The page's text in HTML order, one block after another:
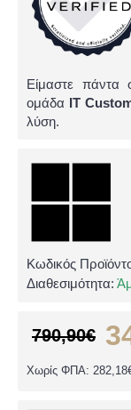
Είμαστε πάντα
ομάδα IT
λύση.
Κωδικός
Διαθεσιμότητα:
790,90€
Χωρίς ΦΠΑ: